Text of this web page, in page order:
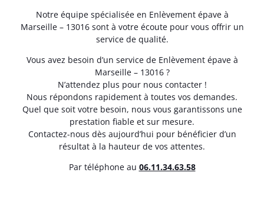
Notre équipe spécialisée en Enlèvement épave à
Marseille – 13016 sont à votre écoute pour vous offrir un
service de qualité.
Vous avez besoin d’un service de Enlèvement épave à
Marseille – 13016 ?
N’attendez plus pour nous contacter !
Nous répondons rapidement à toutes vos demandes.
Quel que soit votre besoin, nous vous garantissons une
prestation fiable et sur mesure.
Contactez-nous dès aujourd’hui pour bénéficier d’un
résultat à la hauteur de vos attentes.
Par téléphone au 06.11.34.63.58